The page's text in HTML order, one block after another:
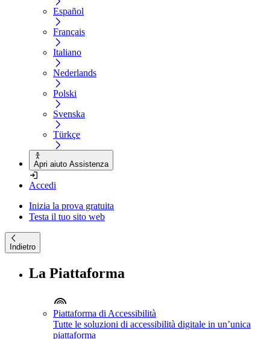
Español
Français
Italiano
Nederlands
Polski
Svenska
Türkçe
Apri aiuto Assistenza
Accedi
Inizia la prova gratuita
Testa il tuo sito web
Indietro
La Piattaforma
Piattaforma di Accessibilità
Tutte le soluzioni di accessibilità digitale in un’unica
piattaforma